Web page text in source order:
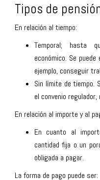
Tipos de
En relación al tiempo:
Temporal; hasta
económico. Se
ejemplo, conseguir
Sin límite de tiempo.
el convenio
En relación al importe y al
En cuanto al
cantidad fija o un
obligada a pagar.
La forma de pago puede ser: